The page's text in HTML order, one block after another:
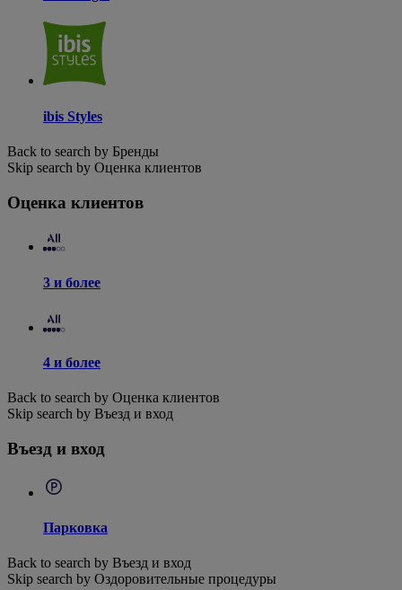
ibis Styles
Back to search by Бренды
Skip search by Оценка клиентов
Оценка клиентов
3 и более
4 и более
Back to search by Оценка клиентов
Skip search by Въезд и вход
Въезд и вход
Парковка
Back to search by Въезд и вход
Skip search by Оздоровительные процедуры